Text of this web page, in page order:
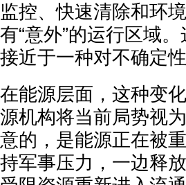
监控、快速清除和环
有“意外”的运行区域
接近于一种对不确定性
在能源层面，这种变
源机构将当前局势视
意的，是能源正在被
持军事压力，一边释